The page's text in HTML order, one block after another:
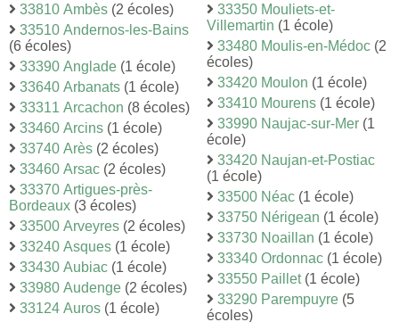
33810 Ambès (2 écoles)
33510 Andernos-les-Bains
(6 écoles)
33390 Anglade (1 école)
33640 Arbanats (1 école)
33311 Arcachon (8 écoles)
33460 Arcins (1 école)
33740 Arès (2 écoles)
33460 Arsac (2 écoles)
33370 Artigues-près-
Bordeaux (3 écoles)
33500 Arveyres (2 écoles)
33240 Asques (1 école)
33430 Aubiac (1 école)
33980 Audenge (2 écoles)
33124 Auros (1 école)
33350 Mouliets-et-
Villemartin (1 école)
33480 Moulis-en-Médoc (2
écoles)
33420 Moulon (1 école)
33410 Mourens (1 école)
33990 Naujac-sur-Mer (1
école)
33420 Naujan-et-Postiac
(1 école)
33500 Néac (1 école)
33750 Nérigean (1 école)
33730 Noaillan (1 école)
33340 Ordonnac (1 école)
33550 Paillet(1 école)
33290 Parempuyre (5
écoles)